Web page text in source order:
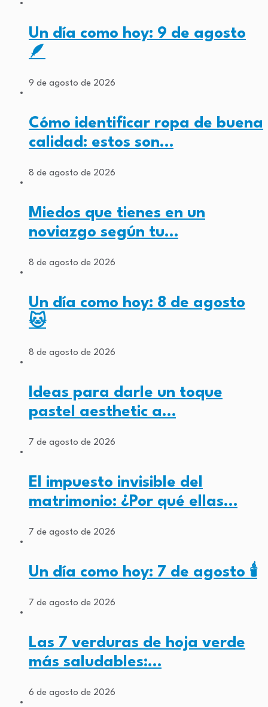
Un día como hoy: 9 de agosto
🪶
9 de agosto de 2026
Cómo identificar ropa de buena
calidad: estos son…
8 de agosto de 2026
Miedos que tienes en un
noviazgo según tu…
8 de agosto de 2026
Un día como hoy: 8 de agosto
🐱
8 de agosto de 2026
Ideas para darle un toque
pastel aesthetic a…
7 de agosto de 2026
El impuesto invisible del
matrimonio: ¿Por qué ellas…
7 de agosto de 2026
Un día como hoy: 7 de agosto 🕯️
7 de agosto de 2026
Las 7 verduras de hoja verde
más saludables:…
6 de agosto de 2026